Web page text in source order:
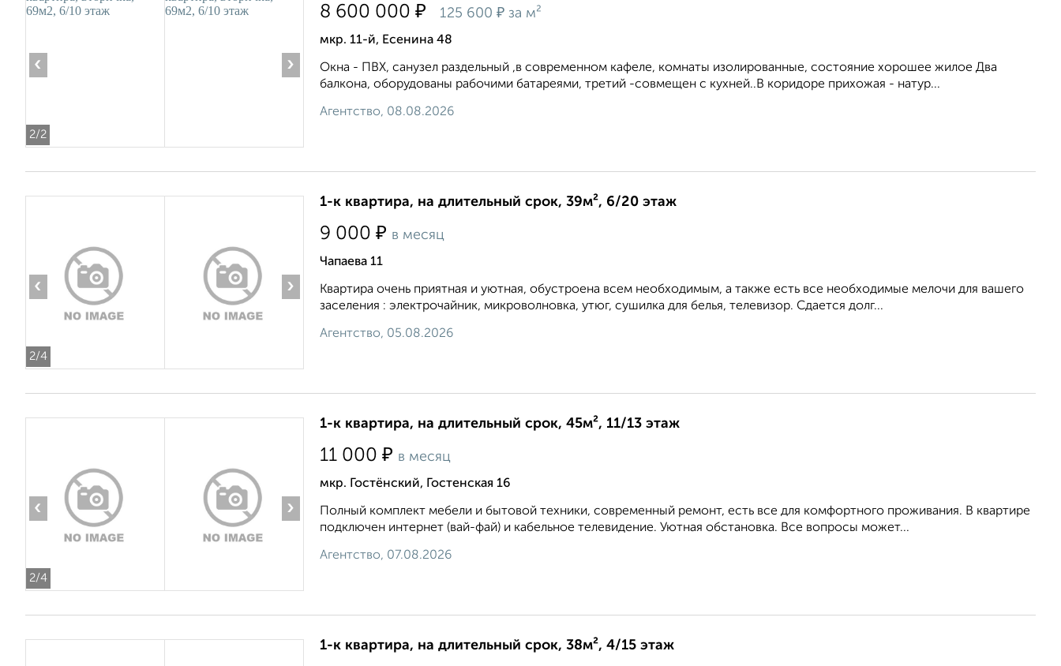
2/2
‹ ›
8 600 000 ₽ 125 600 ₽ за м²
мкр. 11-й, Есенина 48
Окна - ПВХ, санузел раздельный ,в современном кафеле, комнаты изолированные, состояние хорошее жилое Два
балкона, оборудованы рабочими батареями, третий -совмещен с кухней..B коpидоpе прихожая - натуp...
Агентство, 08.08.2026
2/4
‹ ›
1-к квартира, на длительный срок, 39м², 6/20 этаж
9 000 ₽ в месяц
Чапаева 11
Квартира очень приятная и уютная, обустроена всем необходимым, а также есть все необходимые мелочи для вашего
заселения : электрочайник, микроволновка, утюг, сушилка для белья, телевизор. Сдается долг...
Агентство, 05.08.2026
2/4
‹ ›
1-к квартира, на длительный срок, 45м², 11/13 этаж
11 000 ₽ в месяц
мкр. Гостёнский, Гостенская 16
Полный комплект мебели и бытовой техники, современный ремонт, есть все для комфортного проживания. В квартире
подключен интернет (вай-фай) и кабельное телевидение. Уютная обстановка. Все вопросы может...
Агентство, 07.08.2026
1-к квартира, на длительный срок, 38м², 4/15 этаж